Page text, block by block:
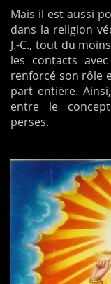
Mais il est aussi
dans la religion
J.-C., tout du
les contacts
renforcé son rôle
part entière.
entre le
perses.